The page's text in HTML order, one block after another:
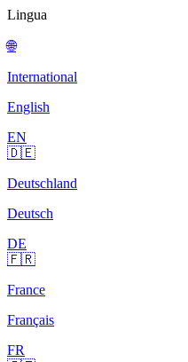
Lingua
🌐
International
English
EN
🇩🇪
Deutschland
Deutsch
DE
🇫🇷
France
Français
FR